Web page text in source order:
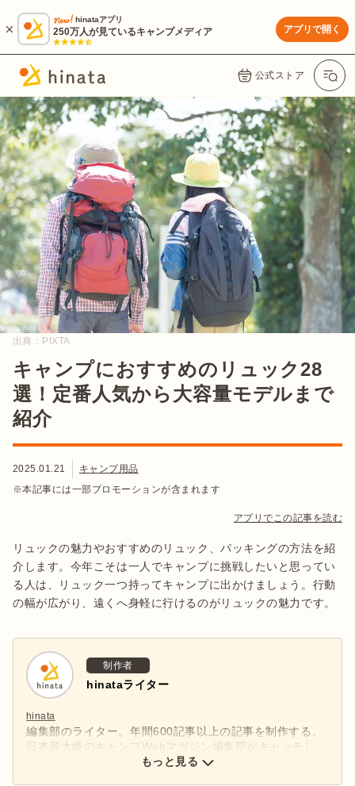
hinataアプリ
250万人が見ているキャンプメディア アプリで開く
公式ストア
出典： PIXTA
キャンプにおすすめのリュック28
選！定番人気から大容量モデルまで
紹介
2025.01.21
キャンプ用品
※本記事には一部プロモーションが含まれます
アプリでこの記事を読む
リュックの魅力やおすすめのリュック、パッキングの方法を紹
介します。今年こそは一人でキャンプに挑戦したいと思ってい
る人は、リュック一つ持ってキャンプに出かけましょう。行動
の幅が広がり、遠くへ身軽に行けるのがリュックの魅力です。
制作者
hinataライター
hinata
編集部のライター。年間600記事以上の記事を制作する、
日本最大級のキャンプWebマガジン編集部がキャッチし
た、アウトドアの最新情報をお届けします。
もっと見る